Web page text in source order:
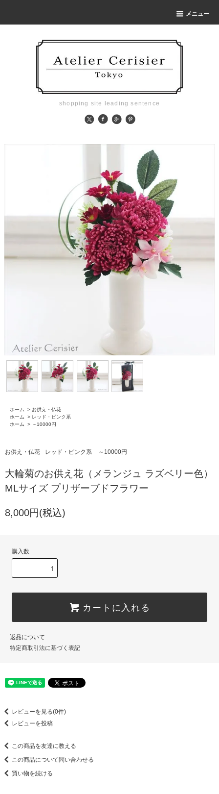
メニュー
shopping site leading sentence
ホーム > お供え・仏花
ホーム
> レッド・ピンク系
ホーム
> ～10000円
お供え・仏花 レッド・ピンク系 ～10000円
大輪菊のお供え花（メランジュ ラズベリー色）
MLサイズ プリザーブドフラワー
8,000円(税込)
購入数
カートに入れる
返品について
特定商取引法に基づく表記
レビューを見る(0件)
レビューを投稿
この商品を友達に教える
この商品について問い合わせる
買い物を続ける